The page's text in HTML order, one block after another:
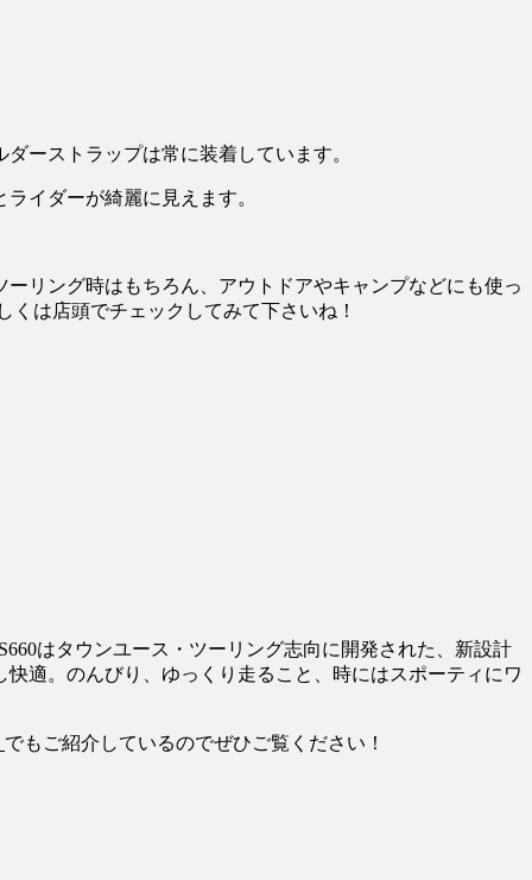
ーストラップは常に装着しています。
イダーが綺麗に見えます。
リング時はもちろん、アウトドアやキャンプなどにも使っ
は店頭でチェックしてみて下さいね！
はタウンユース・ツーリング志向に開発された、新設計
適。のんびり、ゆっくり走ること、時にはスポーティにワ
でもご紹介しているのでぜひご覧ください！